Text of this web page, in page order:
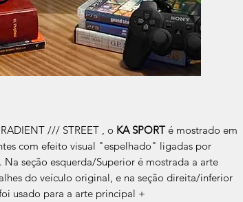
/// STREET , o KA SPORT é mostrado em
com efeito visual "espelhado" ligadas por
seção esquerda/Superior é mostrada a arte
do veículo original, e na seção direita/inferior
usado para a arte principal +